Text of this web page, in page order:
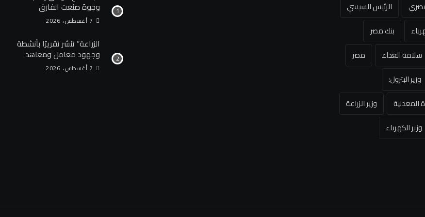
الرئيس السيسي
بنك مصر
سلامة الغذاء
مصر
وزير البترول:
المعدنية
وزير الزراعة
وزير الكهرباء
وجوهٌ صنعت الفارق
7 أغسطس، 2026
الزراعة” تنشر تقريرًا بأنشطة
وجهود معامل ومعاهد
“البحوث الزراعية” خلال
الأسبوع الأول من أغسطس
7 أغسطس، 2026